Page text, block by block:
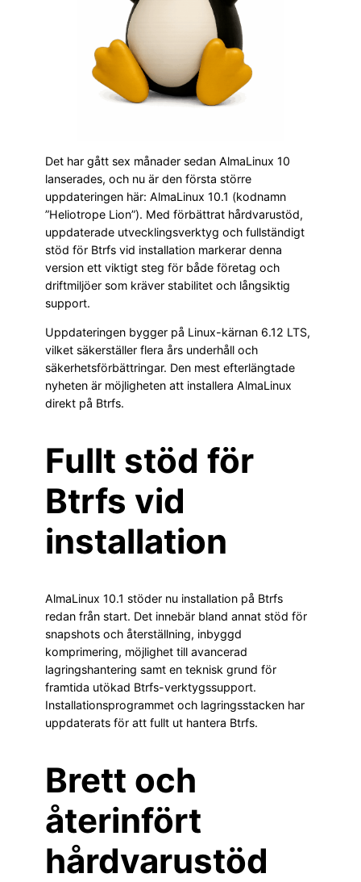
Det har gått sex månader sedan AlmaLinux 10
lanserades, och nu är den första större
uppdateringen här: AlmaLinux 10.1 (kodnamn
”Heliotrope Lion”). Med förbättrat hårdvarustöd,
uppdaterade utvecklingsverktyg och fullständigt
stöd för Btrfs vid installation markerar denna
version ett viktigt steg för både företag och
driftmiljöer som kräver stabilitet och långsiktig
support.
Uppdateringen bygger på Linux-kärnan 6.12 LTS,
vilket säkerställer flera års underhåll och
säkerhetsförbättringar. Den mest efterlängtade
nyheten är möjligheten att installera AlmaLinux
direkt på Btrfs.
Fullt stöd för
Btrfs vid
installation
AlmaLinux 10.1 stöder nu installation på Btrfs
redan från start. Det innebär bland annat stöd för
snapshots och återställning, inbyggd
komprimering, möjlighet till avancerad
lagringshantering samt en teknisk grund för
framtida utökad Btrfs-verktygssupport.
Installationsprogrammet och lagringsstacken har
uppdaterats för att fullt ut hantera Btrfs.
Brett och
återinfört
hårdvarustöd